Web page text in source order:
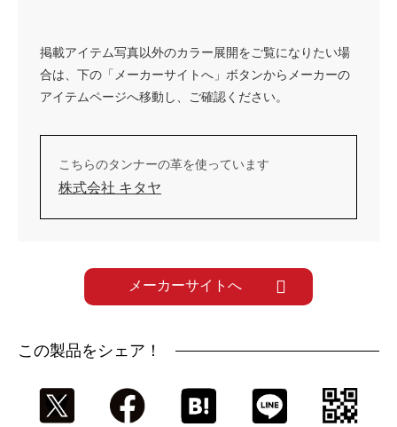
掲載アイテム写真以外のカラー展開をご覧になりたい場
合は、下の「メーカーサイトへ」ボタンからメーカーの
アイテムページへ移動し、ご確認ください。
こちらのタンナーの革を使っています
株式会社 キタヤ
メーカーサイトへ
この製品をシェア！